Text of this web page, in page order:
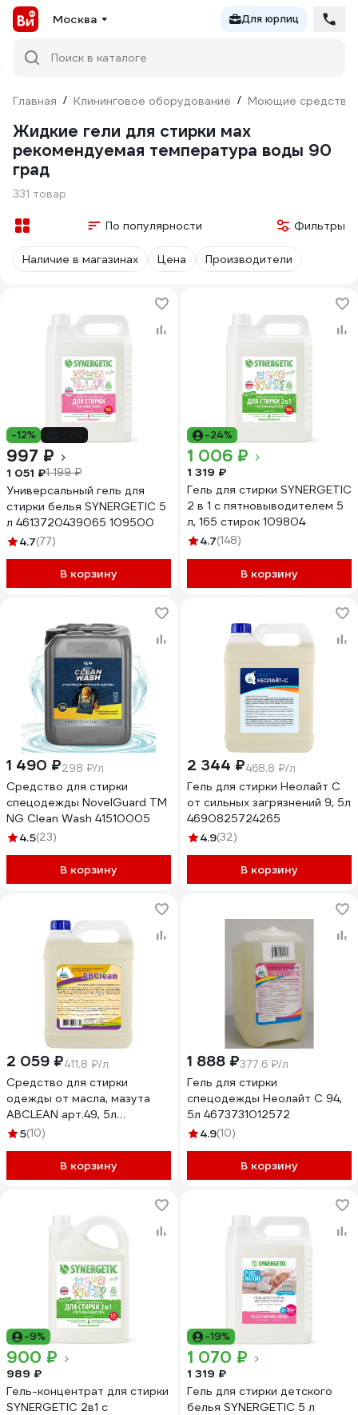
Москва Для юрлиц
Поиск в каталоге
Главная / Клининговое оборудование / Моющие средства
Жидкие гели для стирки мах
рекомендуемая температура воды 90
град
331 товар
По популярности Фильтры
Наличие в магазинах Цена Производители
-12%
997 ₽
1 051 ₽1 199 ₽
Универсальный гель для
стирки белья SYNERGETIC 5
л 4613720439065 109500
4.7(77)
В корзину
-24%
1 006 ₽
1 319 ₽
Гель для стирки SYNERGETIC
2 в 1 c пятновыводителем 5
л, 165 стирок 109804
4.7(148)
В корзину
1 490 ₽298 ₽/л
Средство для стирки
спецодежды NovelGuard ТМ
NG Clean Wash 41510005
4.5(23)
В корзину
2 344 ₽468.8 ₽/л
Гель для стирки Неолайт С
от сильных загрязнений 9, 5л
4690825724265
4.9(32)
В корзину
2 059 ₽411.8 ₽/л
Средство для стирки
одежды от масла, мазута
ABCLEAN арт.49, 5л
4690825724548
5(10)
В корзину
1 888 ₽377.6 ₽/л
Гель для стирки
спецодежды Неолайт С 94,
5л 4673731012572
4.9(10)
В корзину
-9%
900 ₽
989 ₽
Гель-концентрат для стирки
SYNERGETIC 2в1 с
-19%
1 070 ₽
1 319 ₽
Гель для стирки детского
белья SYNERGETIC 5 л